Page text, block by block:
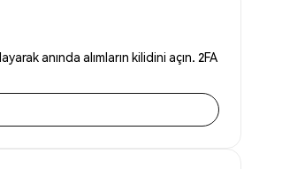
anında alımların kilidini açın. 2FA